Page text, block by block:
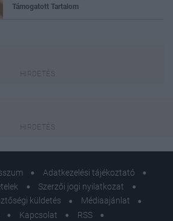
Támogatott Tartalom
Adatkezelési tájékoztató
Szerzői jogi nyilatkozat
küldetés
Médiaajánlat
Kapcsolat
RSS